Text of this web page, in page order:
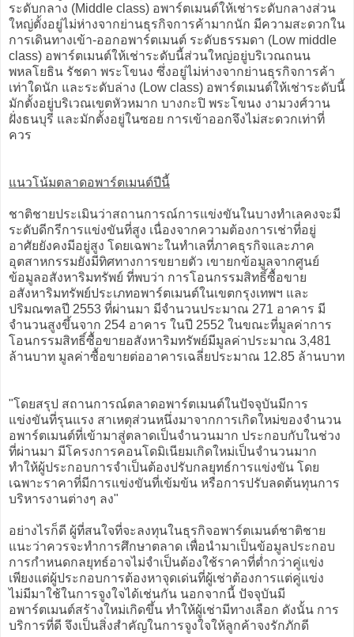
ระดับกลาง (Middle class) อพาร์ตเมนต์ให้เช่าระดับกลางส่วน
ใหญ่ตั้งอยู่ไม่ห่างจากย่านธุรกิจการค้ามากนัก มีความสะดวกใน
การเดินทางเข้า-ออกอพาร์ตเมนต์ ระดับธรรมดา (Low middle
class) อพาร์ตเมนต์ให้เช่าระดับนี้ส่วนใหญ่อยู่บริเวณถนน
พหลโยธิน รัชดา พระโขนง ซึ่งอยู่ไม่ห่างจากย่านธุรกิจการค้า
เท่าใดนัก และระดับล่าง (Low class) อพาร์ตเมนต์ให้เช่าระดับนี้
มักตั้งอยู่บริเวณเขตหัวหมาก บางกะปิ พระโขนง งามวงศ์วาน
ฝั่งธนบุรี และมักตั้งอยู่ในซอย การเข้าออกจึงไม่สะดวกเท่าที่
ควร
แนวโน้มตลาดอพาร์ตเมนต์ปีนี้
ชาติชายประเมินว่าสถานการณ์การแข่งขันในบางทำเลคงจะมี
ระดับดีกรีการแข่งขันที่สูง เนื่องจากความต้องการเช่าที่อยู่
อาศัยยังคงมีอยู่สูง โดยเฉพาะในทำเลที่ภาคธุรกิจและภาค
อุตสาหกรรมยังมีทิศทางการขยายตัว เขายกข้อมูลจากศูนย์
ข้อมูลอสังหาริมทรัพย์ ที่พบว่า การโอนกรรมสิทธิ์ซื้อขาย
อสังหาริมทรัพย์ประเภทอพาร์ตเมนต์ในเขตกรุงเทพฯ และ
ปริมณฑลปี 2553 ที่ผ่านมา มีจำนวนประมาณ 271 อาคาร มี
จำนวนสูงขึ้นจาก 254 อาคาร ในปี 2552 ในขณะที่มูลค่าการ
โอนกรรมสิทธิ์ซื้อขายอสังหาริมทรัพย์มีมูลค่าประมาณ 3,481
ล้านบาท มูลค่าซื้อขายต่ออาคารเฉลี่ยประมาณ 12.85 ล้านบาท
"โดยสรุป สถานการณ์ตลาดอพาร์ตเมนต์ในปัจจุบันมีการ
แข่งขันที่รุนแรง สาเหตุส่วนหนึ่งมาจากการเกิดใหม่ของจำนวน
อพาร์ตเมนต์ที่เข้ามาสู่ตลาดเป็นจำนวนมาก ประกอบกับในช่วง
ที่ผ่านมา มีโครงการคอนโดมิเนียมเกิดใหม่เป็นจำนวนมาก
ทำให้ผู้ประกอบการจำเป็นต้องปรับกลยุทธ์การแข่งขัน โดย
เฉพาะราคาที่มีการแข่งขันที่เข้มข้น หรือการปรับลดต้นทุนการ
บริหารงานต่างๆ ลง"
อย่างไรก็ดี ผู้ที่สนใจที่จะลงทุนในธุรกิจอพาร์ตเมนต์ชาติชาย
แนะว่าควรจะทำการศึกษาตลาด เพื่อนำมาเป็นข้อมูลประกอบ
การกำหนดกลยุทธ์อาจไม่จำเป็นต้องใช้ราคาที่ต่ำกว่าคู่แข่ง
เพียงแต่ผู้ประกอบการต้องหาจุดเด่นที่ผู้เช่าต้องการแต่คู่แข่ง
ไม่มีมาใช้ในการจูงใจได้เช่นกัน นอกจากนี้ ปัจจุบันมี
อพาร์ตเมนต์สร้างใหม่เกิดขึ้น ทำให้ผู้เช่ามีทางเลือก ดังนั้น การ
บริการที่ดี จึงเป็นสิ่งสำคัญในการจูงใจให้ลูกค้าจงรักภักดี